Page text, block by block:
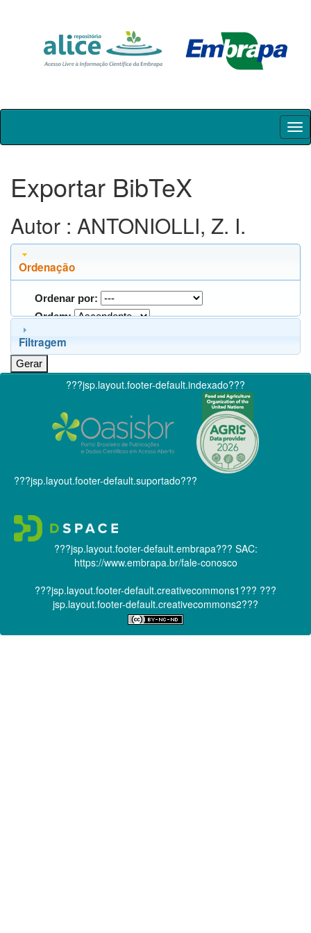
Skip
Exportar BibTeX
Autor : ANTONIOLLI, Z. I.
Ordenação
Ordenar por:
Ordem:
Filtragem
???jsp.layout.footer-default.indexado???
???jsp.layout.footer-default.suportado???
???jsp.layout.footer-default.embrapa??? SAC:
https://www.embrapa.br/fale-conosco
???jsp.layout.footer-default.creativecommons1??? ???
jsp.layout.footer-default.creativecommons2???